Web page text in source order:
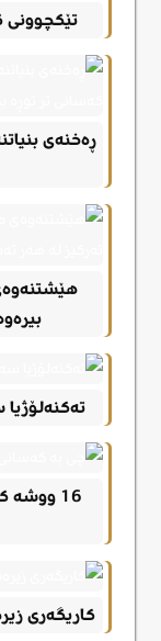
تێکچوونی
ڕەخنەی
16
کاریگەری